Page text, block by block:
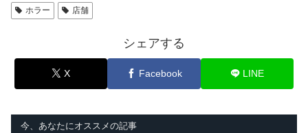
ホラー 店舗
シェアする
X Facebook LINE
今、あなたにオススメの記事